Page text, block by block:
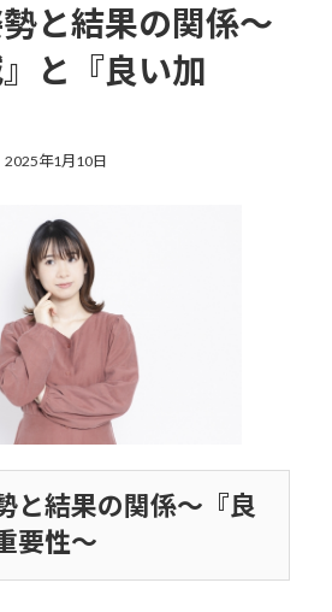
と結果の関係〜
』と『良い加
最
2025年1月10日
と結果の関係〜『良
要性〜